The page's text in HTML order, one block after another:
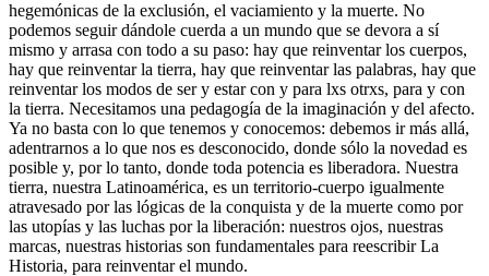
hegemónicas de la exclusión, el vaciamiento y la muerte. No
podemos seguir dándole cuerda a un mundo que se devora a sí
mismo y arrasa con todo a su paso: hay que reinventar los cuerpos,
hay que reinventar la tierra, hay que reinventar las palabras, hay que
reinventar los modos de ser y estar con y para lxs otrxs, para y con
la tierra. Necesitamos una pedagogía de la imaginación y del afecto.
Ya no basta con lo que tenemos y conocemos: debemos ir más allá,
adentrarnos a lo que nos es desconocido, donde sólo la novedad es
posible y, por lo tanto, donde toda potencia es liberadora. Nuestra
tierra, nuestra Latinoamérica, es un territorio-cuerpo igualmente
atravesado por las lógicas de la conquista y de la muerte como por
las utopías y las luchas por la liberación: nuestros ojos, nuestras
marcas, nuestras historias son fundamentales para reescribir La
Historia, para reinventar el mundo.